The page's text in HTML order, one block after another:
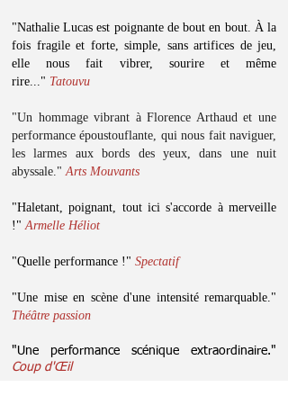
"Nathalie Lucas est poignante de bout en bout. À la
fois fragile et forte, simple, sans artifices de jeu,
elle nous fait vibrer, sourire et même
rire..." Tatouvu
​"Un hommage vibrant à Florence Arthaud et une
performance époustouflante, qui nous fait naviguer,
les larmes aux bords des yeux, dans une nuit
abyssale."Arts Mouvants
"Haletant, poignant, tout ici s'accorde à merveille
!" Armelle Héliot
"Quelle performance !" Spectatif
"Une mise en scène d'une intensité remarquable."
Théâtre passion
"Une performance scénique extraordinaire."
Coup d'Œil